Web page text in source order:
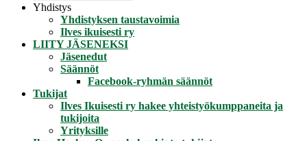
Yhdistys
Yhdistyksen taustavoimia
Ilves ikuisesti ry
LIITY JÄSENEKSI
Jäsenedut
Säännöt
Facebook-ryhmän säännöt
Tukijat
Ilves Ikuisesti ry hakee yhteistyökumppaneita ja
tukijoita
Yrityksille